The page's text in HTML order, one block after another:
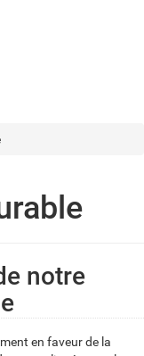
notre
en faveur de la